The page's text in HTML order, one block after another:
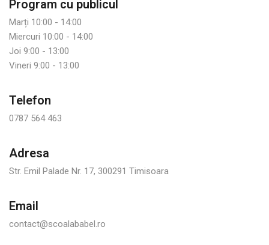
Program cu publicul
Marți 10:00 - 14:00
Miercuri 10:00 - 14:00
Joi 9:00 - 13:00
Vineri 9:00 - 13:00
Telefon
0787 564 463
Adresa
Str. Emil Palade Nr. 17, 300291 Timisoara
Email
contact@scoalababel.ro